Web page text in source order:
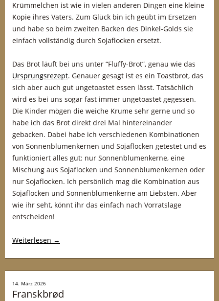
Krümmelchen ist wie in vielen anderen Dingen eine kleine
Kopie ihres Vaters. Zum Glück bin ich geübt im Ersetzen
und habe so beim zweiten Backen des Dinkel-Golds sie
einfach vollständig durch Sojaflocken ersetzt.
Das Brot läuft bei uns unter “Fluffy-Brot”, genau wie das
Ursprungsrezept. Genauer gesagt ist es ein Toastbrot, das
sich aber auch gut ungetoastet essen lässt. Tatsächlich
wird es bei uns sogar fast immer ungetoastet gegessen.
Die Kinder mögen die weiche Krume sehr gerne und so
habe ich das Brot direkt drei Mal hintereinander
gebacken. Dabei habe ich verschiedenen Kombinationen
von Sonnenblumenkernen und Sojaflocken getestet und es
funktioniert alles gut: nur Sonnenblumenkerne, eine
Mischung aus Sojaflocken und Sonnenblumenkernen oder
nur Sojaflocken. Ich persönlich mag die Kombination aus
Sojaflocken und Sonnenblumenkerne am Liebsten. Aber
wie ihr seht, könnt ihr das einfach nach Vorratslage
entscheiden!
Weiterlesen →
14. März 2026
Franskbrød